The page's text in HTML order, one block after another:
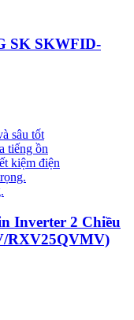
SK SKWFID-
sâu tốt
tiếng ồn
kiệm điện
Inverter 2 Chiều
RXV25QVMV)